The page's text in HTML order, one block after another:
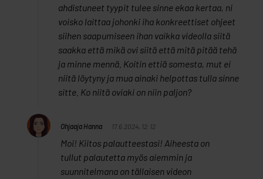
ahdistuneet tyypit tulee sinne ekaa kertaa, ni
voisko laittaa johonki iha konkreettiset ohjeet
siihen saapumiseen ihan vaikka videolla siitä
saakka että mikä ovi siitä että mitä pitää tehä
ja minne mennä. Koitin ettiä somesta, mut ei
niitä löytyny ja mua ainaki helpottas tulla sinne
sitte. Ko niitä oviaki on niin paljon?
Ohjaaja Hanna 17.6.2024, 12:12
Moi! Kiitos palautteestasi! Aiheesta on
tullut palautetta myös aiemmin ja
suunnitelmana on tällaisen videon